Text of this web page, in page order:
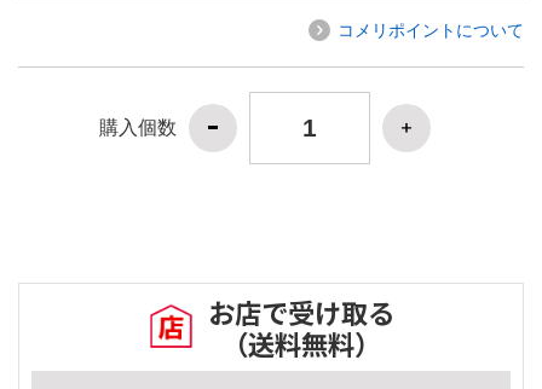
コメリポイントについて
購入個数
お店で受け取る
（送料無料）